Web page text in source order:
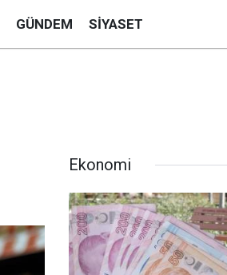
GÜNDEM SIYASET
Ekonomi